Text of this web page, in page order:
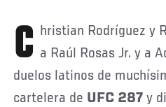
Christian Rodríguez y Rob Font se impusieron a Raúl Rosas Jr. y a
duelos latinos de
cartelera de UFC 287 y